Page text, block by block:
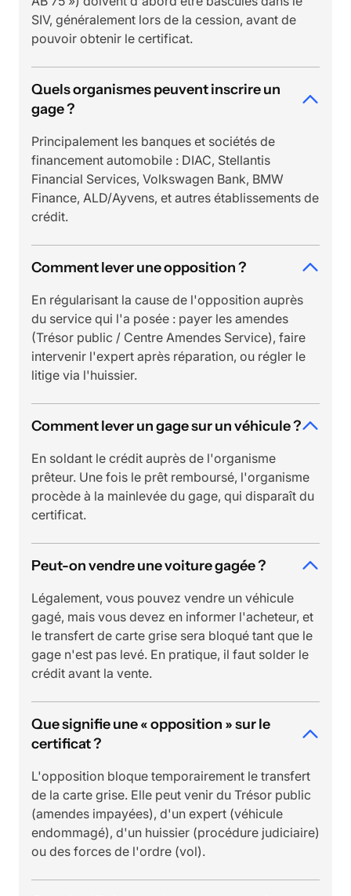
SIV, généralement lors de la cession, avant de
pouvoir obtenir le certificat.
Quels organismes peuvent inscrire un
gage ?
Principalement les banques et sociétés de
financement automobile : DIAC, Stellantis
Financial Services, Volkswagen Bank, BMW
Finance, ALD/Ayvens, et autres établissements de
crédit.
Comment lever une opposition ?
En régularisant la cause de l'opposition auprès
du service qui l'a posée : payer les amendes
(Trésor public / Centre Amendes Service), faire
intervenir l'expert après réparation, ou régler le
litige via l'huissier.
Comment lever un gage sur un véhicule ?
En soldant le crédit auprès de l'organisme
prêteur. Une fois le prêt remboursé, l'organisme
procède à la mainlevée du gage, qui disparaît du
certificat.
Peut-on vendre une voiture gagée ?
Légalement, vous pouvez vendre un véhicule
gagé, mais vous devez en informer l'acheteur, et
le transfert de carte grise sera bloqué tant que le
gage n'est pas levé. En pratique, il faut solder le
crédit avant la vente.
Que signifie une « opposition » sur le
certificat ?
L'opposition bloque temporairement le transfert
de la carte grise. Elle peut venir du Trésor public
(amendes impayées), d'un expert (véhicule
endommagé), d'un huissier (procédure judiciaire)
ou des forces de l'ordre (vol).